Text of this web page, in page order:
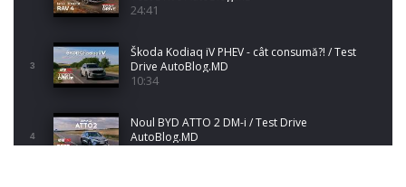
24:41
3
Škoda Kodiaq iV PHEV - cât consumă?! / Test
Drive AutoBlog.MD
10:34
4
Noul BYD ATTO 2 DM-i / Test Drive
AutoBlog.MD
17:35